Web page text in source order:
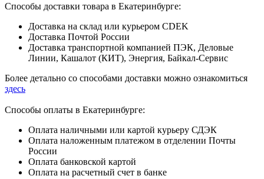
Способы доставки товара в Екатеринбурге:
Доставка на склад или курьером CDEK
Доставка Почтой России
Доставка транспортной компанией ПЭК, Деловые
Линии, Кашалот (КИТ), Энергия, Байкал-Сервис
Более детально со способами доставки можно ознакомиться
здесь
Способы оплаты в Екатеринбурге:
Оплата наличными или картой курьеру СДЭК
Оплата наложенным платежом в отделении Почты
России
Оплата банковской картой
Оплата на расчетный счет в банке